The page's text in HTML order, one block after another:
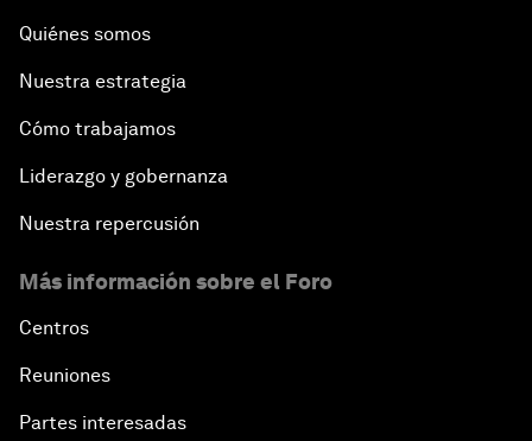
Quiénes somos
Nuestra estrategia
Cómo trabajamos
Liderazgo y gobernanza
Nuestra repercusión
Más información sobre el Foro
Centros
Reuniones
Partes interesadas